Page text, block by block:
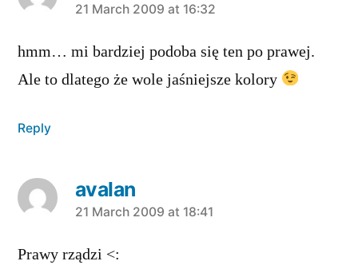
says:
21 March 2009 at 16:32
hmm… mi bardziej podoba się ten po prawej.
Ale to dlatego że wole jaśniejsze kolory
Reply
avalan
says:
21 March 2009 at 18:41
Prawy rządzi <: